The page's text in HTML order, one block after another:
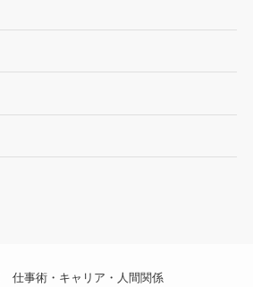
仕事術・キャリア・人間関係